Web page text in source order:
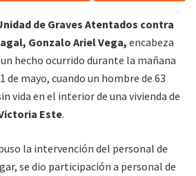
de Graves Atentados contra
Gonzalo Ariel Vega, encabeza
hecho ocurrido durante la mañana
de mayo, cuando un hombre de 63
vida en el interior de una vivienda de
Este.
la intervención del personal de
se dio participación a personal de